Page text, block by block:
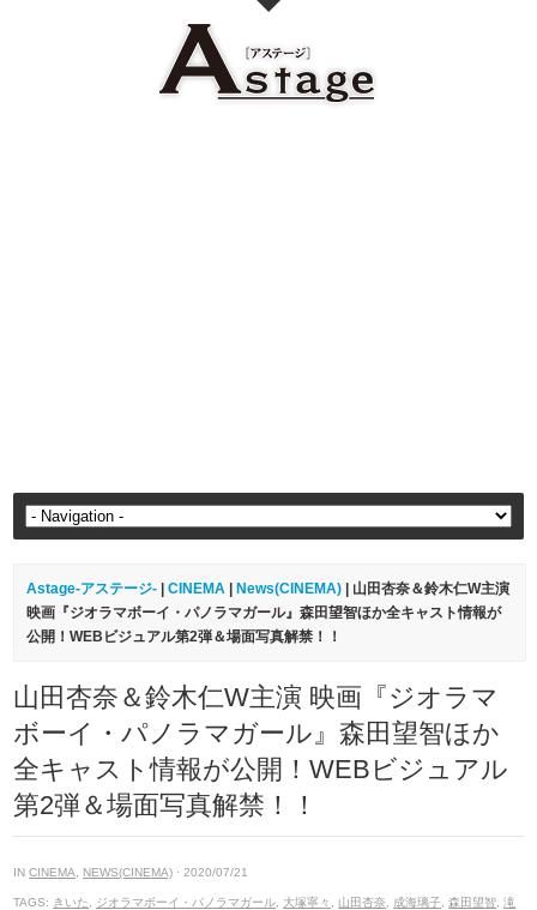
Astage-アステージ- |CINEMA News(CINEMA) | 山田杏奈＆鈴木仁W主演
映画『ジオラマボーイ・パノラマガール』森田望智ほか全キャスト情報が
公開！WEBビジュアル第2弾＆場面写真解禁！！
山田杏奈＆鈴木仁W主演 映画『ジオラマ
ボーイ・パノラマガール』森田望智ほか
全キャスト情報が公開！WEBビジュアル
第2弾＆場面写真解禁！！
INCINEMA NEWS(CINEMA) · 2020/07/21
TAGS: きいた ジオラマボーイ・パノラマガール 大塚寧々 山田杏奈 成海璃子 ,森田望智 ,滝